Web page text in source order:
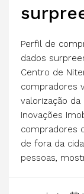
Perfil de
dados
Centro de
compradores
valorização da
Inovações
compradores
de fora da
pessoas,